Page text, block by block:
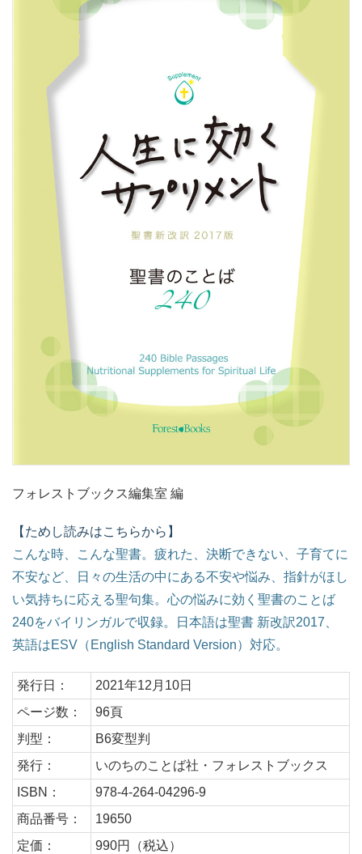
フォレストブックス編集室 編
【ためし読みはこちらから】
こんな時、こんな聖書。疲れた、決断できない、子育てに
不安など、日々の生活の中にある不安や悩み、指針がほし
い気持ちに応える聖句集。心の悩みに効く聖書のことば
240をバイリンガルで収録。日本語は聖書 新改訳2017、
英語はESV（English Standard Version）対応。
発行日：
2021年12月10日
ページ数：
96頁
判型：
B6変型判
発行：
いのちのことば社・フォレストブックス
ISBN：
978-4-264-04296-9
商品番号：
19650
定価：
990円（税込）